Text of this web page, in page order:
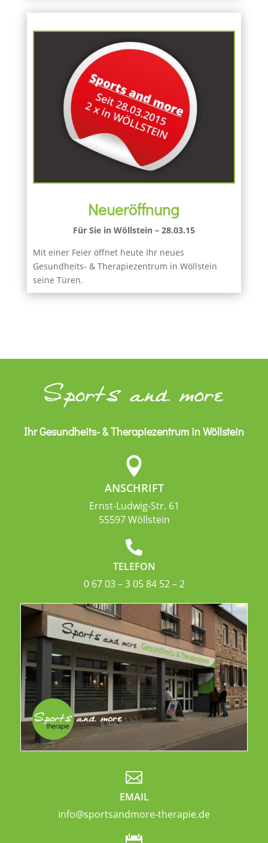
Neueröffnung
Für Sie in Wöllstein – 28.03.15
Mit einer Feier öffnet heute Ihr neues
Gesundheits- & Therapiezentrum in Wöllstein
seine Türen.
Ihr Gesundheits- & Therapiezentrum in Wöllstein

ANSCHRIFT
Ernst-Ludwig-Str. 61
55597 Wöllstein

TELEFON
0 67 03 – 3 05 84 52 – 2

EMAIL
info@sportsandmore-therapie.de